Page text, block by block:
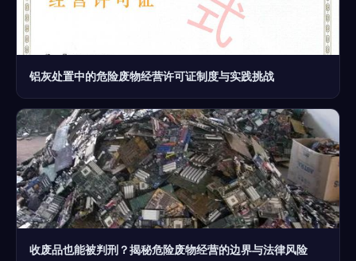
铝灰处置中的危险废物经营许可证制度与实践挑战
收废品也能被判刑？揭秘危险废物经营的边界与法律风险